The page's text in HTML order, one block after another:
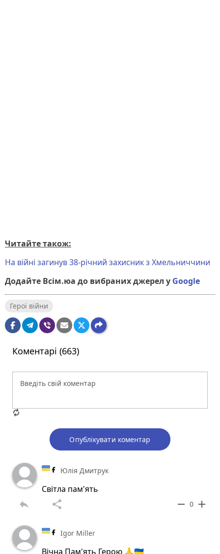
Читайте також:
На війні загинув 38-річний захисник з Хмельниччини
Додайте Всім.юа до вибраних джерел у Google
Герої війни
Коментарі (663)
Опублікувати коментар
Юлія Дмитрук
Світла пам'ять
reply share remove 0 add
Igor Miller
Вічна Пам'ять Герою 🙏🇺🇦